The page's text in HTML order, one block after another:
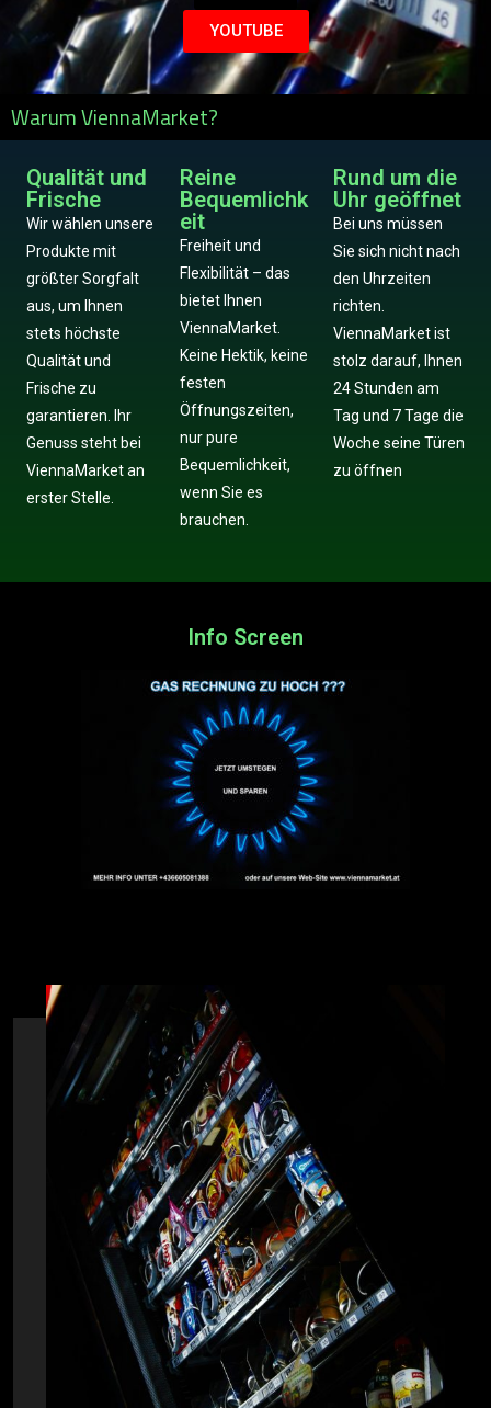
YOUTUBE
Warum ViennaMarket?
Qualität und
Frische
Wir wählen unsere
Produkte mit
größter Sorgfalt
aus, um Ihnen
stets höchste
Qualität und
Frische zu
garantieren. Ihr
Genuss steht bei
ViennaMarket an
erster Stelle.
Reine
Bequemlichk
eit
Freiheit und
Flexibilität – das
bietet Ihnen
ViennaMarket.
Keine Hektik, keine
festen
Öffnungszeiten,
nur pure
Bequemlichkeit,
wenn Sie es
brauchen.
Rund um die
Uhr geöffnet
Bei uns müssen
Sie sich nicht nach
den Uhrzeiten
richten.
ViennaMarket ist
stolz darauf, Ihnen
24 Stunden am
Tag und 7 Tage die
Woche seine Türen
zu öffnen
Info Screen